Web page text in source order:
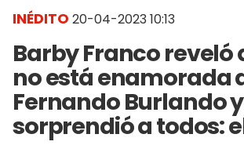
INÉDITO 20-04-2023 10:13
Barby Franco reveló
no está enamorada
Fernando Burlando y
sorprendió a todos: